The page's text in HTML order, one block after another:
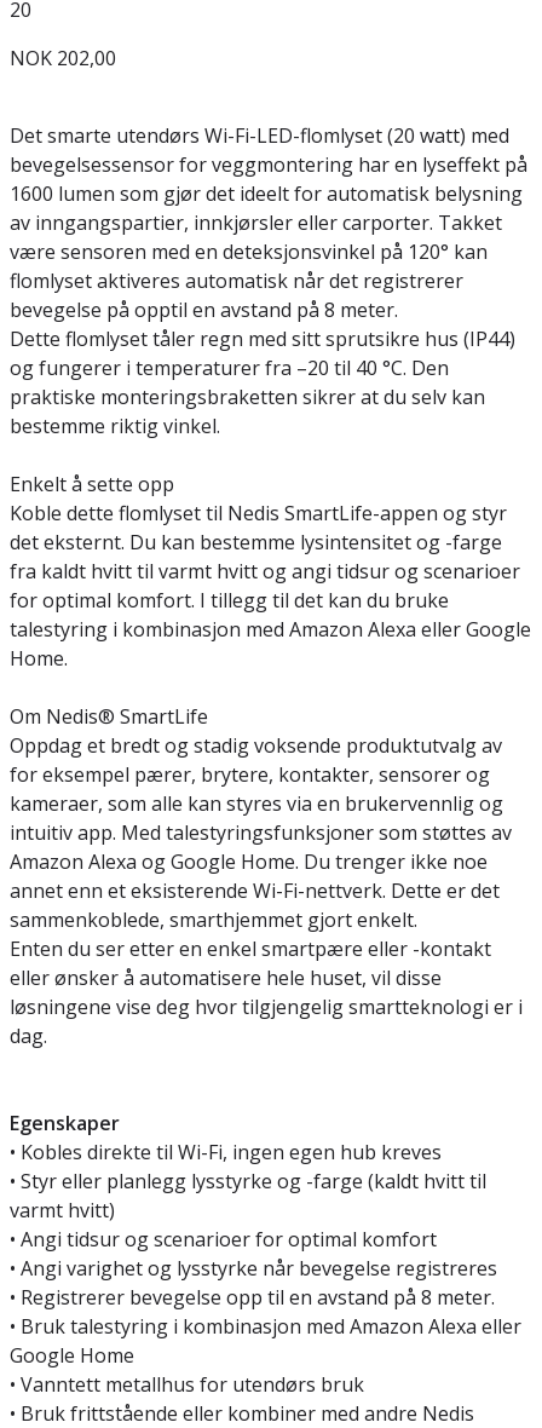
20
NOK 202,00
Det smarte utendørs Wi-Fi-LED-flomlyset (20 watt) med
bevegelsessensor for veggmontering har en lyseffekt på
1600 lumen som gjør det ideelt for automatisk belysning
av inngangspartier, innkjørsler eller carporter. Takket
være sensoren med en deteksjonsvinkel på 120° kan
flomlyset aktiveres automatisk når det registrerer
bevegelse på opptil en avstand på 8 meter.
Dette flomlyset tåler regn med sitt sprutsikre hus (IP44)
og fungerer i temperaturer fra –20 til 40 °C. Den
praktiske monteringsbraketten sikrer at du selv kan
bestemme riktig vinkel.
Enkelt å sette opp
Koble dette flomlyset til Nedis SmartLife-appen og styr
det eksternt. Du kan bestemme lysintensitet og -farge
fra kaldt hvitt til varmt hvitt og angi tidsur og scenarioer
for optimal komfort. I tillegg til det kan du bruke
talestyring i kombinasjon med Amazon Alexa eller Google
Home.
Om Nedis® SmartLife
Oppdag et bredt og stadig voksende produktutvalg av
for eksempel pærer, brytere, kontakter, sensorer og
kameraer, som alle kan styres via en brukervennlig og
intuitiv app. Med talestyringsfunksjoner som støttes av
Amazon Alexa og Google Home. Du trenger ikke noe
annet enn et eksisterende Wi-Fi-nettverk. Dette er det
sammenkoblede, smarthjemmet gjort enkelt.
Enten du ser etter en enkel smartpære eller -kontakt
eller ønsker å automatisere hele huset, vil disse
løsningene vise deg hvor tilgjengelig smartteknologi er i
dag.
Egenskaper
• Kobles direkte til Wi-Fi, ingen egen hub kreves
• Styr eller planlegg lysstyrke og -farge (kaldt hvitt til
varmt hvitt)
• Angi tidsur og scenarioer for optimal komfort
• Angi varighet og lysstyrke når bevegelse registreres
• Registrerer bevegelse opp til en avstand på 8 meter.
• Bruk talestyring i kombinasjon med Amazon Alexa eller
Google Home
• Vanntett metallhus for utendørs bruk
• Bruk frittstående eller kombiner med andre Nedis